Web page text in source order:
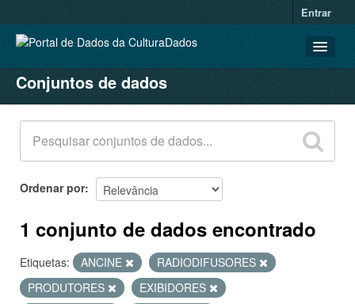
Entrar
CONJUNTOS DE DADOS
ORGANIZAÇÕES
GRUPOS
SOBRE
Conjuntos de dados
Ordenar por
1 conjunto de dados encontrado
Etiquetas: ANCINE
RADIODIFUSORES
PRODUTORES
EXIBIDORES